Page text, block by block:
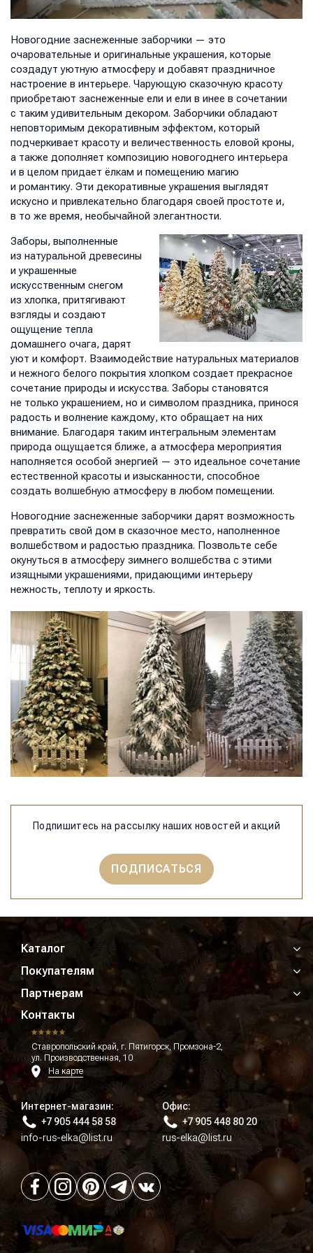
Новогодние заснеженные заборчики — это
очаровательные и оригинальные украшения, которые
создадут уютную атмосферу и добавят праздничное
настроение в интерьере. Чарующую сказочную красоту
приобретают заснеженные ели и ели в инее в сочетании
с таким удивительным декором. Заборчики обладают
неповторимым декоративным эффектом, который
подчеркивает красоту и величественность еловой кроны,
а также дополняет композицию новогоднего интерьера
и в целом придает ёлкам и помещению магию
и романтику. Эти декоративные украшения выглядят
искусно и привлекательно благодаря своей простоте и,
в то же время, необычайной элегантности.
Заборы, выполненные
из натуральной древесины
и украшенные
искусственным снегом
из хлопка, притягивают
взгляды и создают
ощущение тепла
домашнего очага, дарят
уют и комфорт. Взаимодействие натуральных материалов
и нежного белого покрытия хлопком создает прекрасное
сочетание природы и искусства. Заборы становятся
не только украшением, но и символом праздника, принося
радость и волнение каждому, кто обращает на них
внимание. Благодаря таким интегральным элементам
природа ощущается ближе, а атмосфера мероприятия
наполняется особой энергией — это идеальное сочетание
естественной красоты и изысканности, способное
создать волшебную атмосферу в любом помещении.
Новогодние заснеженные заборчики дарят возможность
превратить свой дом в сказочное место, наполненное
волшебством и радостью праздника. Позвольте себе
окунуться в атмосферу зимнего волшебства с этими
изящными украшениями, придающими интерьеру
нежность, теплоту и яркость.
Подпишитесь на рассылку наших новостей и акций
ПОДПИСАТЬСЯ
Каталог
Покупателям
Партнерам
Контакты
Ставропольский край, г. Пятигорск, Промзона-2,
ул. Производственная, 10
На карте
Интернет-магазин:
+7 905 444 58 58
info-rus-elka@list.ru
Офис:
+7 905 448 80 20
rus-elka@list.ru